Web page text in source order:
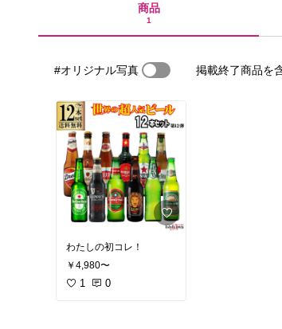
商品
1
#オリジナル写真 掲載終了商品を
わたしの初コレ！
￥4,980〜
1 0